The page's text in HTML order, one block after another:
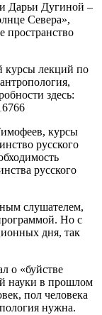
Дарьи Дугиной –
Севера»,
пространство
курсы лекций по
здесь:
курсы
русского
русского
слушателем,
Но с
дня, так
о «буйстве
науки в прошлом
пол человека
нужна.